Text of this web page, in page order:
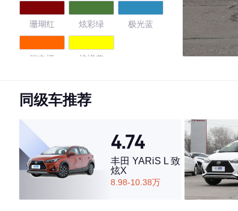
珊瑚红 炫彩绿 极光蓝
闪电橙 柠檬黄
4.57
·外观表现较为优秀，优于62%同级车
·内饰表现较为优秀，优于60%同级车
·空间表现较为优秀，优于83%同级车
同级车推荐
4.74
丰田 YARiS L 致
炫X
8.98-10.38万